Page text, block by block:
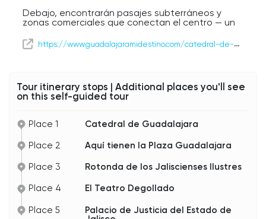
Debajo, encontrarán pasajes subterráneos y
zonas comerciales que conectan el centro — un
encanto histórico con la energía práctica de una
gran ciudad moderna.
mariachi flotando por el centro y la arquitectura
histórica que los rodea, esto es Guadalajara
https://www.guadalajaramidestino.com/catedral-de-guadalajara/
Tour itinerary stops | Additional places you'll see
on this self-guided tour
Place 1 Catedral de Guadalajara
Place 2 Aquí tienen la Plaza Guadalajara
Place 3 Rotonda de los Jaliscienses Ilustres
Place 4 El Teatro Degollado
Place 5
Palacio de Justicia del Estado de